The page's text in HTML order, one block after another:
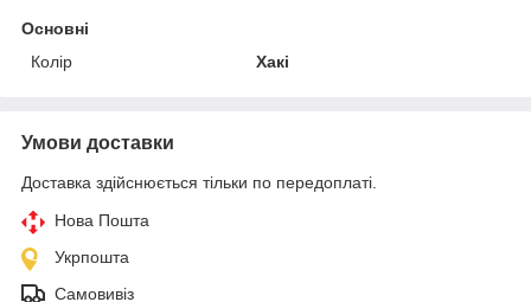
Основні
Колір
Хакі
Умови доставки
Доставка здійснюється тільки по передоплаті.
Нова Пошта
Укрпошта
Самовивіз